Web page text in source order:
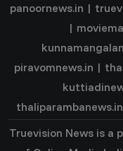
panoornews.in |
|
piravomnews.in |
thaliparambanews.in
Truevision News is a